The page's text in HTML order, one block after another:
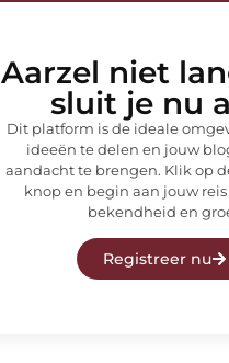
Aarzel niet
sluit je nu
Dit platform is de ideale
ideeën te delen en jouw
aandacht te brengen. Klik op
knop en begin aan jouw
bekendheid en
Registreer nu